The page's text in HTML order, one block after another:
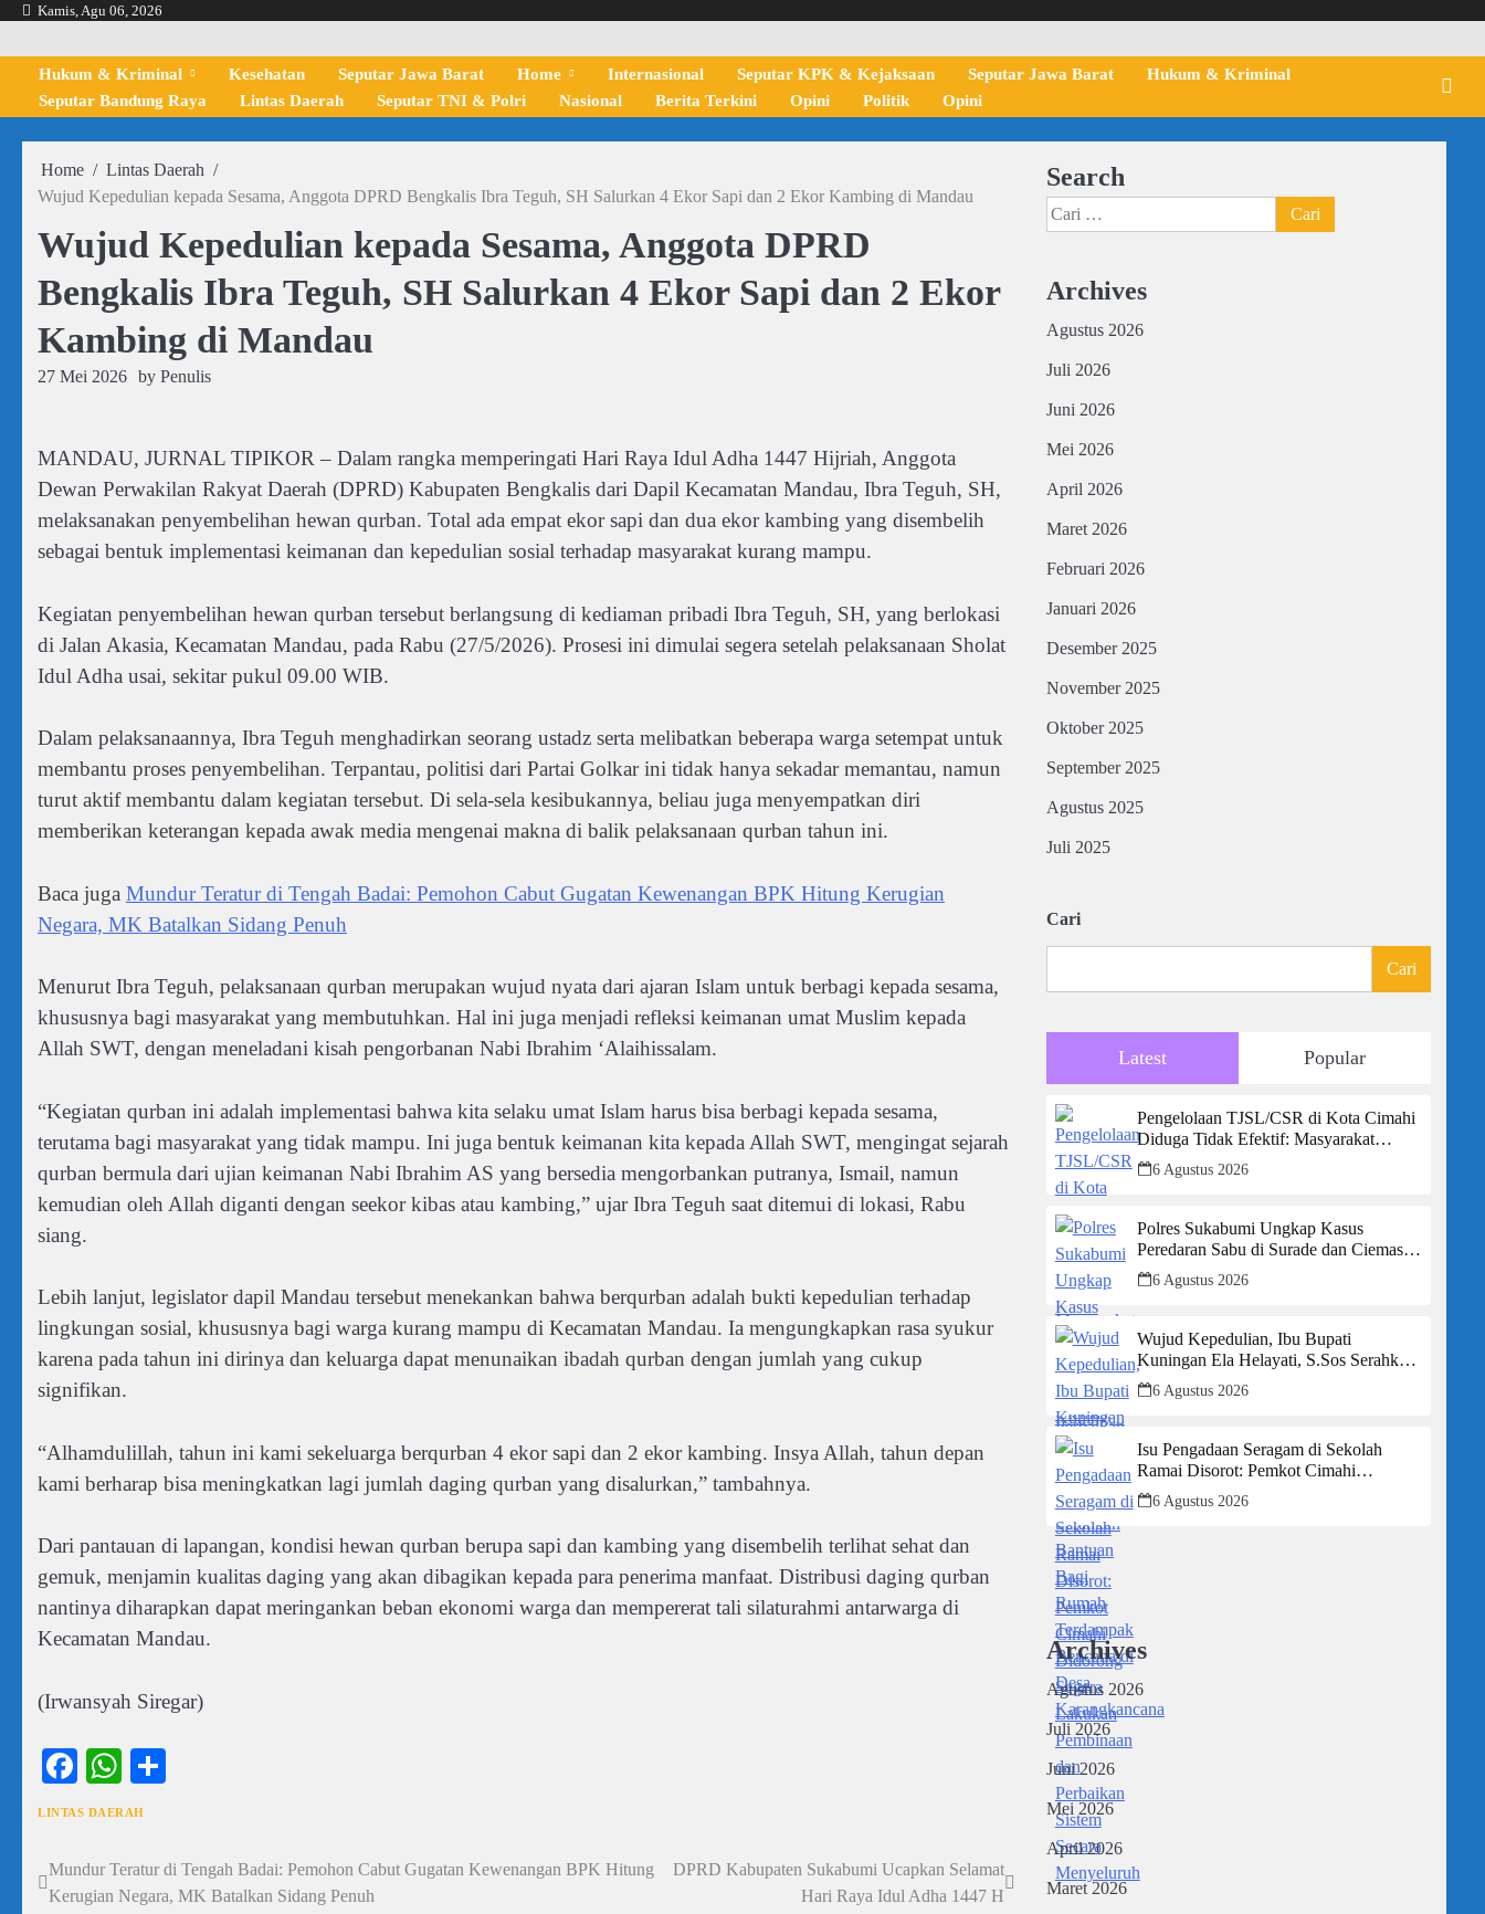
Skip
content
Kamis, Agu 06, 2026
Hukum & Kriminal Kesehatan Seputar Jawa Barat Home Internasional Seputar KPK & Kejaksaan Seputar Jawa Barat
Hukum & Kriminal
Seputar Bandung Raya
Lintas Daerah Seputar TNI & Polri Nasional Berita Terkini Opini Politik Opini
Home
Lintas Daerah
Wujud Kepedulian kepada Sesama, Anggota DPRD Bengkalis Ibra Teguh, SH Salurkan 4 Ekor Sapi dan 2 Ekor Kambing di Mandau
Wujud Kepedulian kepada Sesama, Anggota DPRD
Bengkalis Ibra Teguh, SH Salurkan 4 Ekor Sapi dan 2 Ekor
Kambing di Mandau
27 Mei 2026 by Penulis
MANDAU, JURNAL TIPIKOR – Dalam rangka memperingati Hari Raya Idul Adha 1447 Hijriah, Anggota
Dewan Perwakilan Rakyat Daerah (DPRD) Kabupaten Bengkalis dari Dapil Kecamatan Mandau, Ibra Teguh, SH,
melaksanakan penyembelihan hewan qurban. Total ada empat ekor sapi dan dua ekor kambing yang disembelih
sebagai bentuk implementasi keimanan dan kepedulian sosial terhadap masyarakat kurang mampu.
Kegiatan penyembelihan hewan qurban tersebut berlangsung di kediaman pribadi Ibra Teguh, SH, yang berlokasi
di Jalan Akasia, Kecamatan Mandau, pada Rabu (27/5/2026). Prosesi ini dimulai segera setelah pelaksanaan Sholat
Idul Adha usai, sekitar pukul 09.00 WIB.
Dalam pelaksanaannya, Ibra Teguh menghadirkan seorang ustadz serta melibatkan beberapa warga setempat untuk
membantu proses penyembelihan. Terpantau, politisi dari Partai Golkar ini tidak hanya sekadar memantau, namun
turut aktif membantu dalam kegiatan tersebut. Di sela-sela kesibukannya, beliau juga menyempatkan diri
memberikan keterangan kepada awak media mengenai makna di balik pelaksanaan qurban tahun ini.
Baca juga Mundur Teratur di Tengah Badai: Pemohon Cabut Gugatan Kewenangan BPK Hitung Kerugian
Negara, MK Batalkan Sidang Penuh
Menurut Ibra Teguh, pelaksanaan qurban merupakan wujud nyata dari ajaran Islam untuk berbagi kepada sesama,
khususnya bagi masyarakat yang membutuhkan. Hal ini juga menjadi refleksi keimanan umat Muslim kepada
Allah SWT, dengan meneladani kisah pengorbanan Nabi Ibrahim ‘Alaihissalam.
“Kegiatan qurban ini adalah implementasi bahwa kita selaku umat Islam harus bisa berbagi kepada sesama,
terutama bagi masyarakat yang tidak mampu. Ini juga bentuk keimanan kita kepada Allah SWT, mengingat sejarah
qurban bermula dari ujian keimanan Nabi Ibrahim AS yang bersedia mengorbankan putranya, Ismail, namun
kemudian oleh Allah diganti dengan seekor kibas atau kambing,” ujar Ibra Teguh saat ditemui di lokasi, Rabu
siang.
Lebih lanjut, legislator dapil Mandau tersebut menekankan bahwa berqurban adalah bukti kepedulian terhadap
lingkungan sosial, khususnya bagi warga kurang mampu di Kecamatan Mandau. Ia mengungkapkan rasa syukur
karena pada tahun ini dirinya dan keluarga dapat menunaikan ibadah qurban dengan jumlah yang cukup
signifikan.
“Alhamdulillah, tahun ini kami sekeluarga berqurban 4 ekor sapi dan 2 ekor kambing. Insya Allah, tahun depan
kami berharap bisa meningkatkan lagi jumlah daging qurban yang disalurkan,” tambahnya.
Dari pantauan di lapangan, kondisi hewan qurban berupa sapi dan kambing yang disembelih terlihat sehat dan
gemuk, menjamin kualitas daging yang akan dibagikan kepada para penerima manfaat. Distribusi daging qurban
nantinya diharapkan dapat meringankan beban ekonomi warga dan mempererat tali silaturahmi antarwarga di
Kecamatan Mandau.
(Irwansyah Siregar)
Facebook
WhatsApp
LINTAS DAERAH
Navigasi
Mundur Teratur di Tengah Badai: Pemohon Cabut Gugatan Kewenangan BPK Hitung
Kerugian Negara, MK Batalkan Sidang Penuh
DPRD Kabupaten Sukabumi Ucapkan Selamat
Hari Raya Idul Adha 1447 H
Search
Cari
untuk:
Archives
Agustus 2026
Juli 2026
Juni 2026
Mei 2026
April 2026
Maret 2026
Februari 2026
Januari 2026
Desember 2025
November 2025
Oktober 2025
September 2025
Agustus 2025
Juli 2025
Cari
Cari
Latest Popular
Pengelolaan TJSL/CSR di Kota Cimahi
Diduga Tidak Efektif: Masyarakat
Desak Transparansi Penuh dan
Perbaikan Sistem
6 Agustus 2026
Polres Sukabumi Ungkap Kasus
Peredaran Sabu di Surade dan Ciemas,
Tiga Tersangka Diamankan
6 Agustus 2026
Wujud Kepedulian, Ibu Bupati
Kuningan Ela Helayati, S.Sos Serahkan
Bantuan Bagi Rumah Terdampak
Bencana di Desa Karangkancana
6 Agustus 2026
Isu Pengadaan Seragam di Sekolah
Ramai Disorot: Pemkot Cimahi
Didorong Segera Lakukan Pembinaan
dan Perbaikan Sistem Secara
6 Agustus 2026
Archives
Agustus 2026
Juli 2026
Juni 2026
Mei 2026
April 2026
Maret 2026